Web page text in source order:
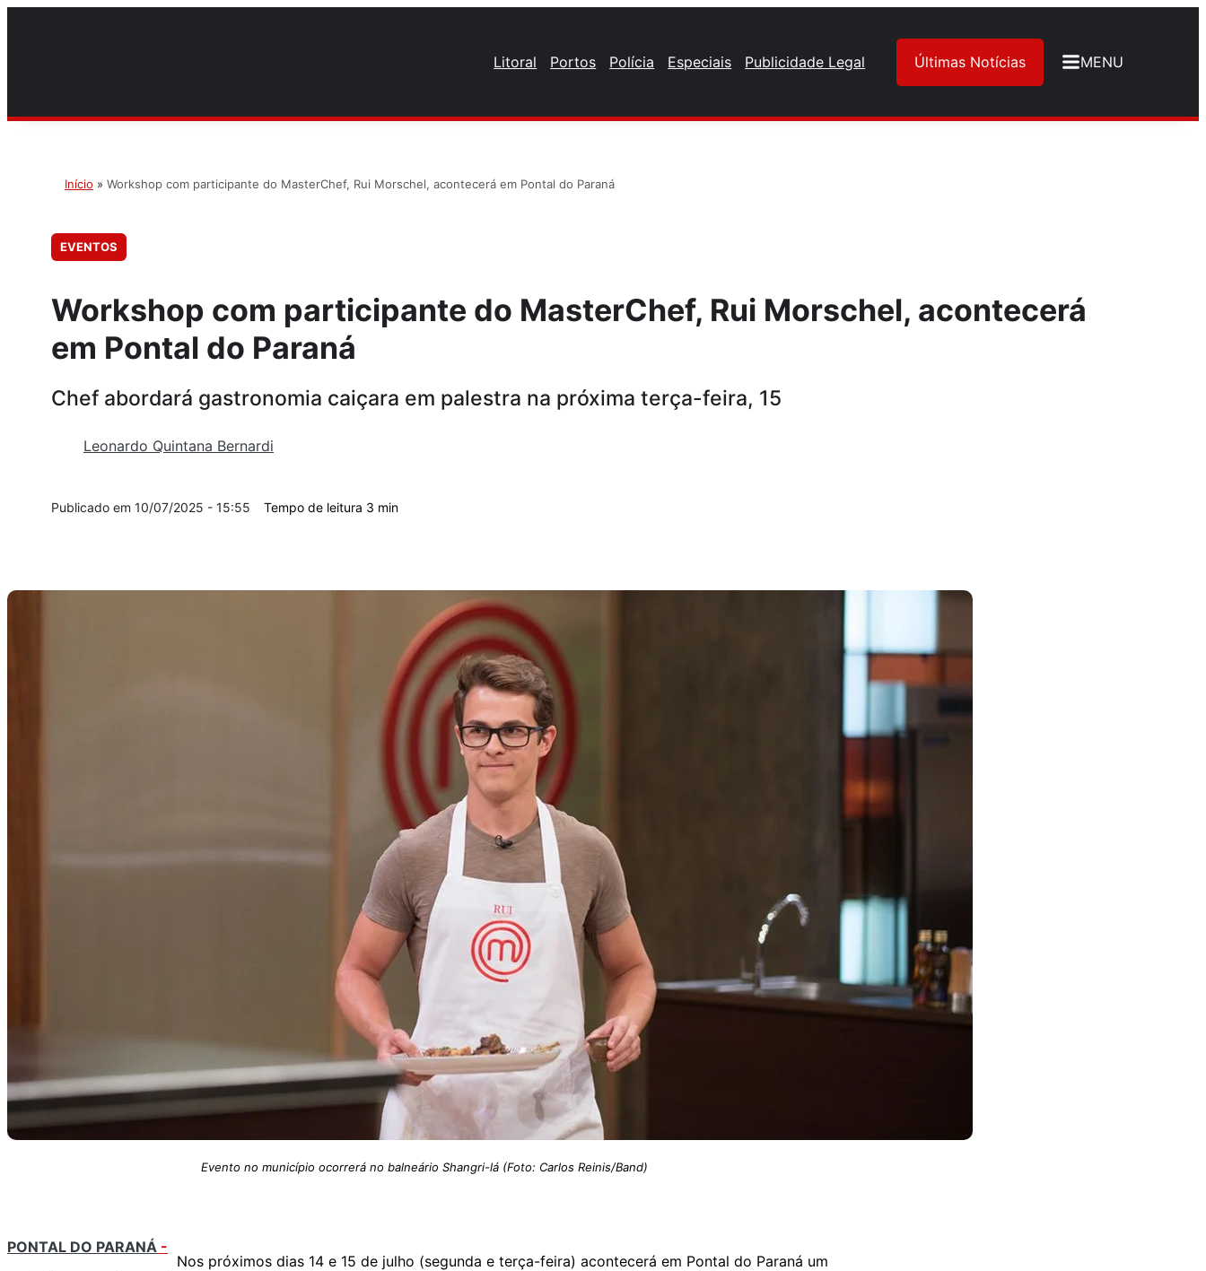
Litoral Portos Polícia Especiais Publicidade Legal Últimas Notícias MENU
Início » Workshop com participante do MasterChef, Rui Morschel, acontecerá em Pontal do Paraná
EVENTOS
Workshop com participante do MasterChef, Rui Morschel, acontecerá
em Pontal do Paraná
Chef abordará gastronomia caiçara em palestra na próxima terça-feira, 15
Leonardo Quintana Bernardi
10/07/2025 - 15:55
Evento no município ocorrerá no balneário Shangri-lá (Foto: Carlos Reinis/Band)
PONTAL DO PARANÁ -
Nos próximos dias 14 e 15 de julho (segunda e terça-feira) acontecerá em Pontal do Paraná um